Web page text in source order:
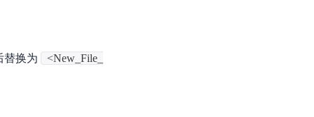
替换为 <New_File_